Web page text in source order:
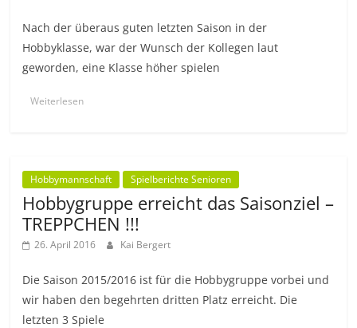
Nach der überaus guten letzten Saison in der
Hobbyklasse, war der Wunsch der Kollegen laut
geworden, eine Klasse höher spielen
Weiterlesen
Hobbymannschaft Spielberichte Senioren
Hobbygruppe erreicht das Saisonziel –
TREPPCHEN !!!
26. April 2016 Kai Bergert
Die Saison 2015/2016 ist für die Hobbygruppe vorbei und
wir haben den begehrten dritten Platz erreicht. Die
letzten 3 Spiele